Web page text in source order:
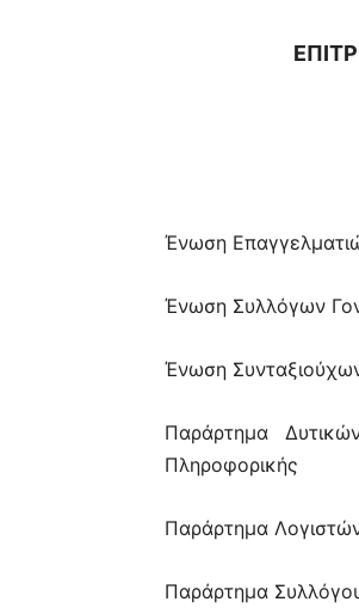
Ένωση
Ένωση Συλλόγων
Ένωση
Παράρτημα
Πληροφορικής
Παράρτημα
Παράρτημα